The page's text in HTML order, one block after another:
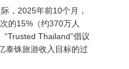
，2025年前10个月，
的15%（约370万人
Thailand”倡议
泰铢旅游收入目标的过